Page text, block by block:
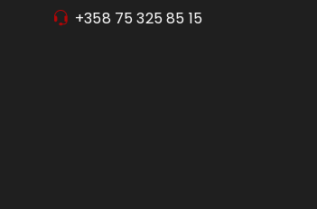
+358 75 325 85 15